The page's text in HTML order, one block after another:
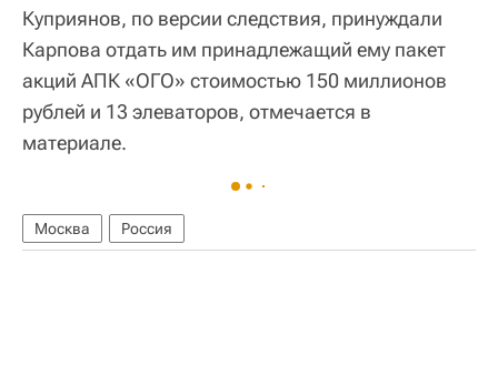
Куприянов, по версии следствия, принуждали
Карпова отдать им принадлежащий ему пакет
акций АПК «ОГО» стоимостью 150 миллионов
рублей и 13 элеваторов, отмечается в
материале.
Москва Россия